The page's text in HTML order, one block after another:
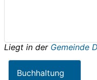
Liegt in der Gemeinde
Buchhaltung